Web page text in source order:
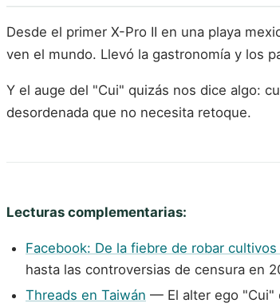
Desde el primer X-Pro II en una playa
ven el mundo. Llevó la gastronomía y los
Y el auge del "Cui" quizás nos dice algo:
desordenada que no necesita retoque.
Lecturas complementarias:
Facebook: De la fiebre de robar
hasta las controversias de censura en
Threads en Taiwán — El alter ego "Cui"